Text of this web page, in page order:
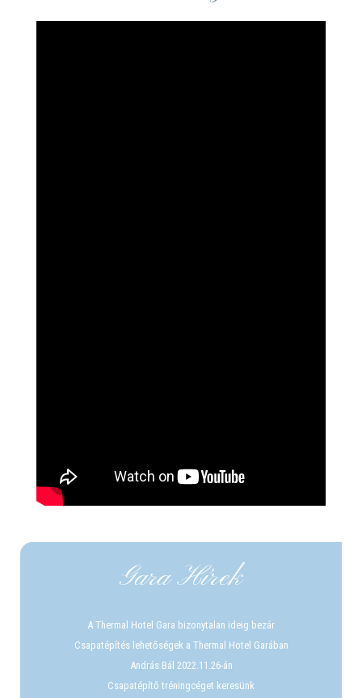
Gara Hírek
A Thermal Hotel Gara bizonytalan ideig bezár
Csapatépítés lehetőségek a Thermal Hotel Garában
András Bál 2022.11.26-án
Csapatépítő tréningcéget keresünk